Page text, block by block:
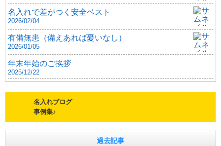
名入れで差がつく安全ベスト
2026/02/04
有備無患（備えあれば憂いなし）
2026/01/05
年末年始のご挨拶
2025/12/22
名入れブログ
事例集♪
過去記事